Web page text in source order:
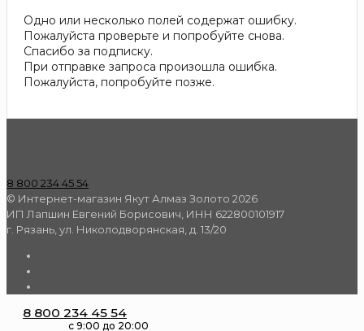
Одно или несколько полей содержат ошибку.
Пожалуйста проверьте и попробуйте снова.
Спасибо за подписку.
При отправке запроса произошла ошибка.
Пожалуйста, попробуйте позже.
8 800 234 45 54
© Интернет-магазин Якут Алмаз Золото 2026
ИП Лапшин Евгений Борисович, ИНН 622800101917
г. Рязань, ул. Николодворянская, д. 13/20
8 800 234 45 54